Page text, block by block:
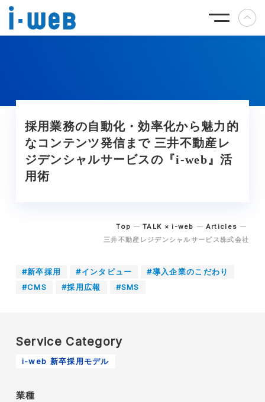
採用業務の自動化・効率化から魅力的
なコンテンツ発信まで 三井不動産レ
ジデンシャルサービスの『i-web』活
用術
Top TALK × i-web
Articles
三井不動産レジデンシャルサービス株式会社
#新卒採用 #インタビュー
#導入企業のこだわり
#CMS
#採用広報 #SMS
Service Category
i-web 新卒採用モデル
業種